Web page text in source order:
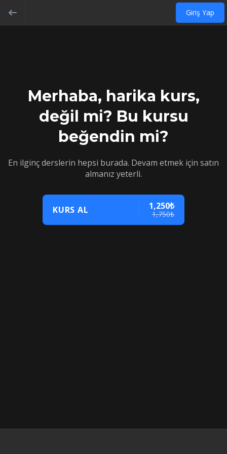
Giriş Yap
Merhaba, harika kurs,
değil mi? Bu kursu
beğendin mi?
En ilginç derslerin hepsi burada. Devam etmek için satın
almanız yeterli.
KURS AL 1,250₺
1,750₺